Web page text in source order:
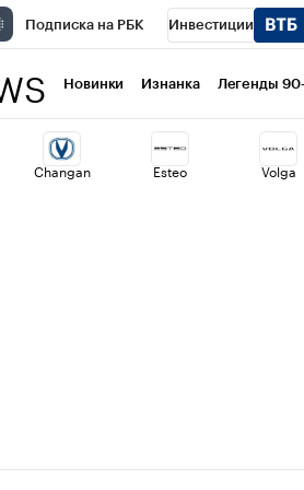
Подписка на РБК Инвестиции
Национальные проекты Город
Кредитные рейтинги Франшизы
Новинки Изнанка Легенды
Changan Esteo Volga